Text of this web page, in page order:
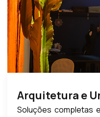
Arquitetura e
Soluções completas